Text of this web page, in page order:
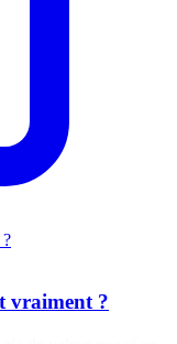
vraiment ?